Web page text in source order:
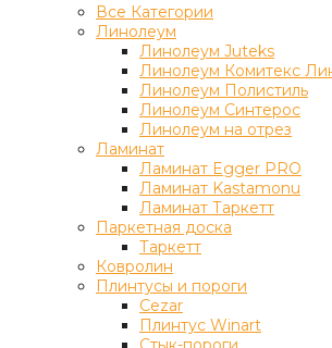
Все Категории
Линолеум
Линолеум Juteks
Линолеум Комитекс
Линолеум Полистиль
Линолеум Синтерос
Линолеум на отрез
Ламинат
Ламинат Egger PRO
Ламинат Kastamonu
Ламинат Таркетт
Паркетная доска
Таркетт
Ковролин
Плинтусы и пороги
Cezar
Плинтус Winart